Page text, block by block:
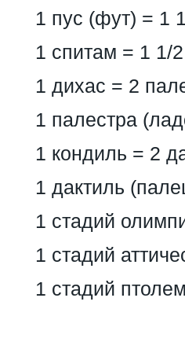
1 пус (фут) = 1
1 спитам = 1 1/
1 дихас = 2
1 палестра
1 кондиль = 2
1 дактиль
1 стадий
1 стадий
1 стадий